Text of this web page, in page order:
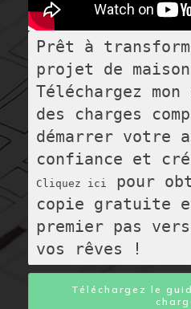
Prêt à
projet de
Téléchargez
des charges
démarrer votre
Cliquez ici
pour
copie gratuite
premier pas
vos rêves !
Téléchargez le